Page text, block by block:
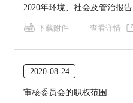
2020年环境、社会及管治报告
下载附件 查看详情
2020-08-24
审核委员会的职权范围